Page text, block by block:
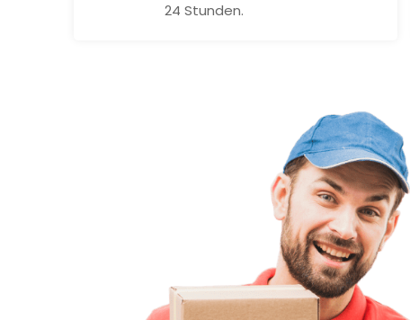
24 Stunden.